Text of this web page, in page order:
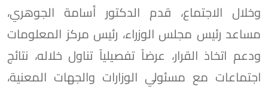
وخلال الاجتماع، قدم الدكتور أسامة الجوهري،
مساعد رئيس مجلس الوزراء، رئيس مركز المعلومات
ودعم اتخاذ القرار، عرضاً تفصيلياً تناول خلاله، نتائج
اجتماعات مع مسئولي الوزارات والجهات المعنية،